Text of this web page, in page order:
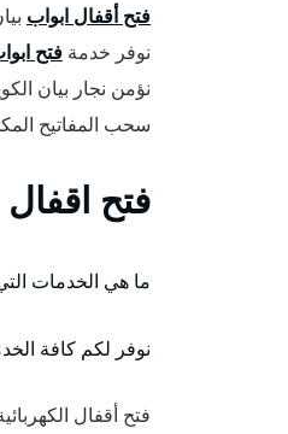
فتح أقفال ابواب
نوفر خدمة فتح
نؤمن نجار بيان
سحب المفاتيح
فتح اقفال
ما هي الخدمات
نوفر لكم كافة
فتح أقفال